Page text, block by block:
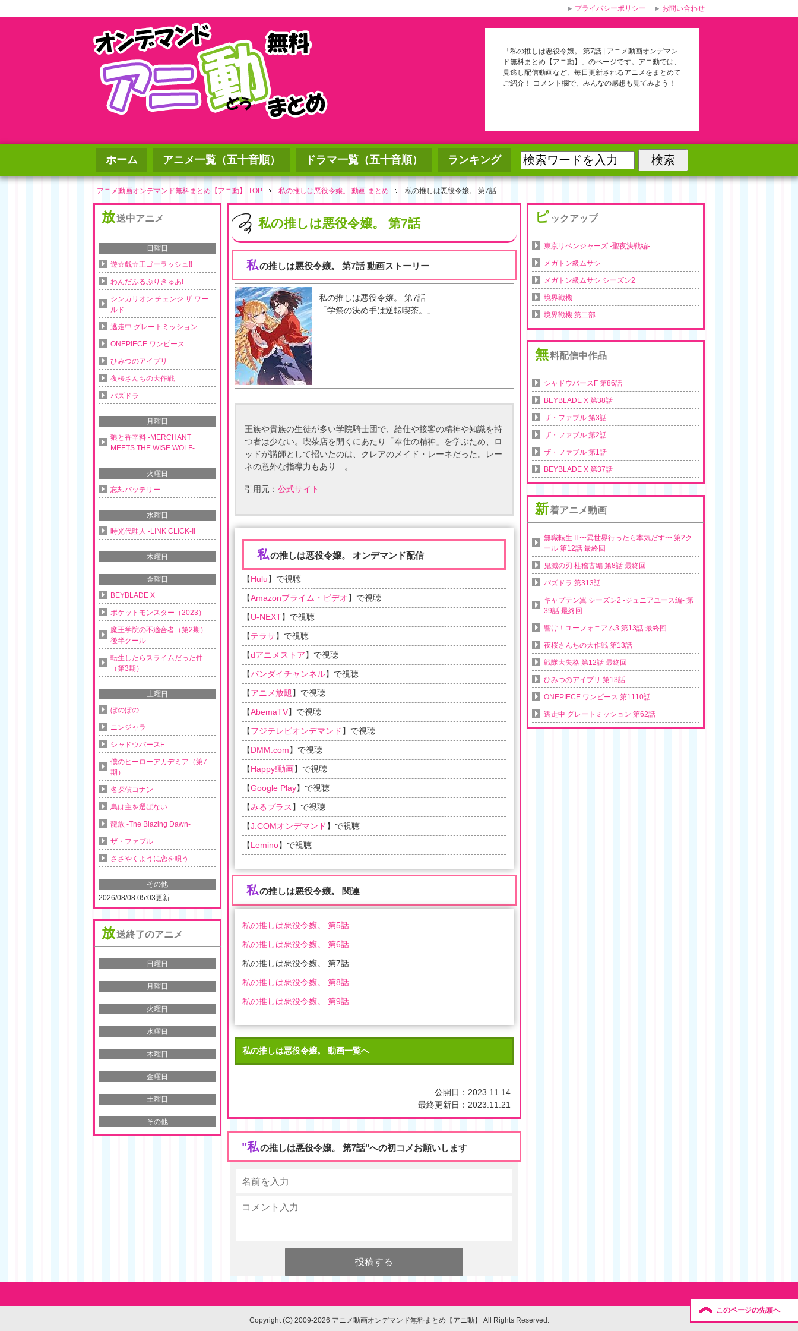
「私の推しは悪役令嬢。 第7話 | アニメ動画オンデマン
ド無料まとめ【アニ動】」のページです。アニ動では、
見逃し配信動画など、毎日更新されるアニメをまとめて
ご紹介！ コメント欄で、みんなの感想も見てみよう！
ホーム アニメ一覧（五十音順） ドラマ一覧（五十音順） ランキング
アニメ動画オンデマンド無料まとめ【アニ動】 TOP 私の推しは悪役令嬢。 動画 まとめ 私の推しは悪役令嬢。 第7話
私の推しは悪役令嬢。 第7話
私の推しは悪役令嬢。 第7話 動画ストーリー
私の推しは悪役令嬢。 第7話
「学祭の決め手は逆転喫茶。 」
王族や貴族の生徒が多い学院騎士団で、給仕や接客の精神や知識を持
つ者は少ない。喫茶店を開くにあたり「奉仕の精神」を学ぶため、ロ
ッドが講師として招いたのは、クレアのメイド・レーネだった。レー
ネの意外な指導力もあり…。
引用元： 公式サイト
私の推しは悪役令嬢。 オンデマンド配信
【Hulu】で視聴
【Amazonプライム・ビデオ】で視聴
【U-NEXT】で視聴
【テラサ】で視聴
【dアニメストア】で視聴
【バンダイチャンネル】で視聴
【アニメ放題】で視聴
【AbemaTV】で視聴
【フジテレビオンデマンド 】で視聴
【DMM.com】で視聴
【Happy!動画】で視聴
【Google Play】で視聴
【みるプラス 】で視聴
【J:COMオンデマンド 】で視聴
【Lemino】で視聴
私の推しは悪役令嬢。 関連
私の推しは悪役令嬢。 第5話
私の推しは悪役令嬢。 第6話
私の推しは悪役令嬢。 第7話
私の推しは悪役令嬢。 第8話
私の推しは悪役令嬢。 第9話
私の推しは悪役令嬢。 動画一覧へ
公開日： 2023.11.14
最終更新日： 2023.11.21
"私の推しは悪役令嬢。 第7話"への初コメお願いします
放送中アニメ
日曜日
遊☆戯☆王ゴーラッシュ!!
わんだふるぷりきゅあ!
シンカリオン チェンジ ザ ワー
ルド
逃走中 グレートミッション
ONEPIECE ワンピース
ひみつのアイプリ
夜桜さんちの大作戦
パズドラ
月曜日
狼と香辛料 -MERCHANT
MEETS THE WISE WOLF-
火曜日
忘却バッテリー
水曜日
時光代理人 -LINK CLICK-II
木曜日
金曜日
BEYBLADE X
ポケットモンスター（2023）
魔王学院の不適合者（第2期）
後半クール
転生したらスライムだった件
（第3期）
土曜日
ぼのぼの
ニンジャラ
シャドウバースF
僕のヒーローアカデミア（第7
期）
名探偵コナン
烏は主を選ばない
龍族 -The Blazing Dawn-
ザ・ファブル
ささやくように恋を唄う
その他
2026/08/08 05:03更新
放送終了のアニメ
日曜日
月曜日
火曜日
水曜日
木曜日
金曜日
土曜日
その他
ピ ックアップ
東京リベンジャーズ -聖夜決戦編-
メガトン級ムサシ
メガトン級ムサシ シーズン2
境界戦機
境界戦機 第二部
無料配信中作品
シャドウバースF 第86話
BEYBLADE X 第38話
ザ・ファブル 第3話
ザ・ファブル 第2話
ザ・ファブル 第1話
BEYBLADE X 第37話
新着アニメ動画
無職転生 II 〜異世界行ったら本気だす〜 第2ク
ール 第12話 最終回
鬼滅の刃 柱稽古編 第8話 最終回
パズドラ 第313話
キャプテン翼 シーズン2 -ジュニアユース編- 第
39話 最終回
響け！ユーフォニアム3 第13話 最終回
夜桜さんちの大作戦 第13話
戦隊大失格 第12話 最終回
ひみつのアイプリ 第13話
ONEPIECE ワンピース 第1110話
逃走中 グレートミッション 第62話
プライバシーポリシー お問い合わせ
Copyright (C) 2009-2026 アニメ動画オンデマンド無料まとめ【アニ動】 All Rights Reserved.
このページの先頭へ